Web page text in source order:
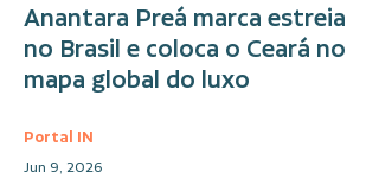
Anantara Preá marca estreia
no Brasil e coloca o Ceará no
mapa global do luxo
Portal IN
Jun 9, 2026